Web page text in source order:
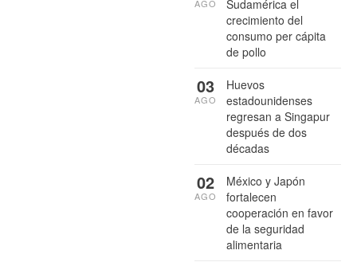
Sudamérica el
crecimiento del
consumo per cápita
de pollo
AGO
Huevos
estadounidenses
regresan a Singapur
después de dos
décadas
03
AGO
México y Japón
fortalecen
cooperación en favor
de la seguridad
alimentaria
02
AGO